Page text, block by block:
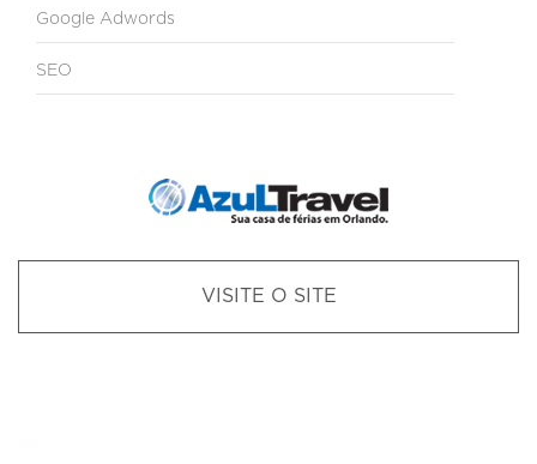
Google Adwords
SEO
VISITE O SITE